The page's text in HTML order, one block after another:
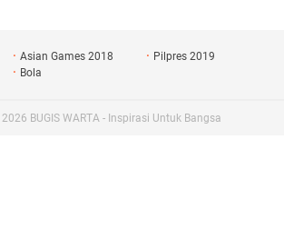
Asian Games 2018
Pilpres 2019
Bola
2026 BUGIS WARTA - Inspirasi Untuk Bangsa